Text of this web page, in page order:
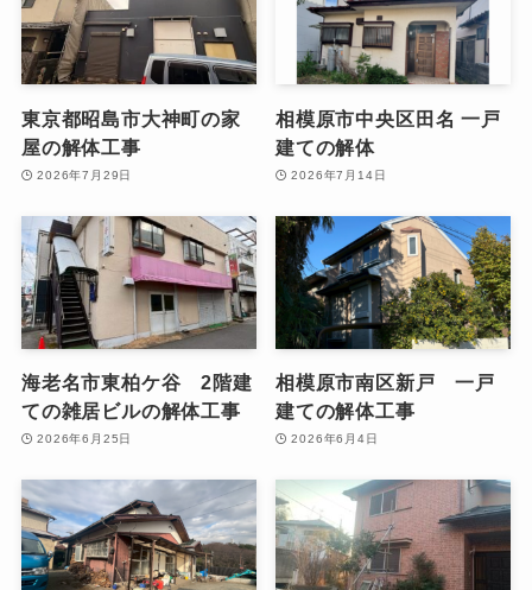
東京都昭島市大神町の家
屋の解体工事
2026年7月29日
相模原市中央区田名 一戸
建ての解体
2026年7月14日
海老名市東柏ケ谷 2階建
ての雑居ビルの解体工事
2026年6月25日
相模原市南区新戸 一戸
建ての解体工事
2026年6月4日